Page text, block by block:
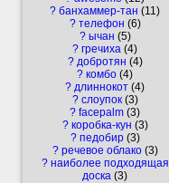
? банхаммер-тан
11
? телефон 6
? ычан 5
? гречиха 4
? добротян 4
? комбо 4
? длиннокот 4
? слоупок 3
? facepalm 3
? коробка-кун 3
? педобир 3
? речевое облако 3
? наиболее подходящая
доска 3